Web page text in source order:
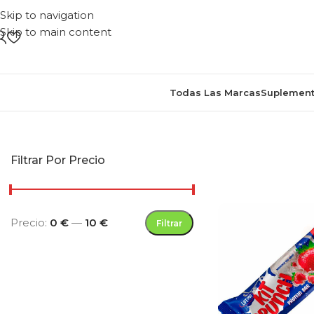
Skip to navigation
Skip to main content
Todas Las Marcas
Filtrar Por Precio
Filtrar
Precio: 0 € — 10 €